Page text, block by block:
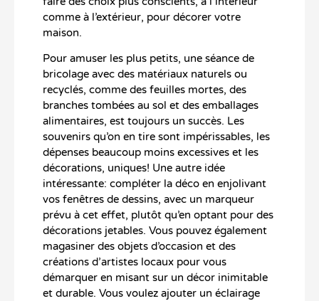
comme à l’extérieur, pour décorer votre
maison.
Pour amuser les plus petits, une séance de
bricolage avec des matériaux naturels ou
recyclés, comme des feuilles mortes, des
branches tombées au sol et des emballages
alimentaires, est toujours un succès. Les
souvenirs qu’on en tire sont impérissables, les
dépenses beaucoup moins excessives et les
décorations, uniques! Une autre idée
intéressante: compléter la déco en enjolivant
vos fenêtres de dessins, avec un marqueur
prévu à cet effet, plutôt qu’en optant pour des
décorations jetables. Vous pouvez également
magasiner des objets d’occasion et des
créations d’artistes locaux pour vous
démarquer en misant sur un décor inimitable
et durable. Vous voulez ajouter un éclairage